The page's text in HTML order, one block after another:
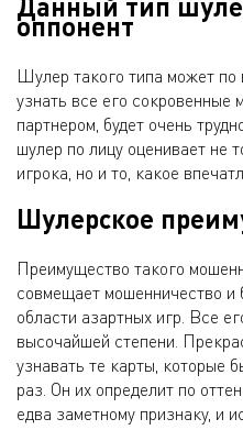
оппонент
Шулер такого типа может
узнать все его сокровенные
партнером, будет очень
шулер по лицу оценивает не
игрока, но и то, какое
Шулерское
Преимущество такого
совмещает мошенничество и
области азартных игр. Все
высочайшей степени.
узнавать те карты, которые
раз. Он их определит по
едва заметному признаку, и